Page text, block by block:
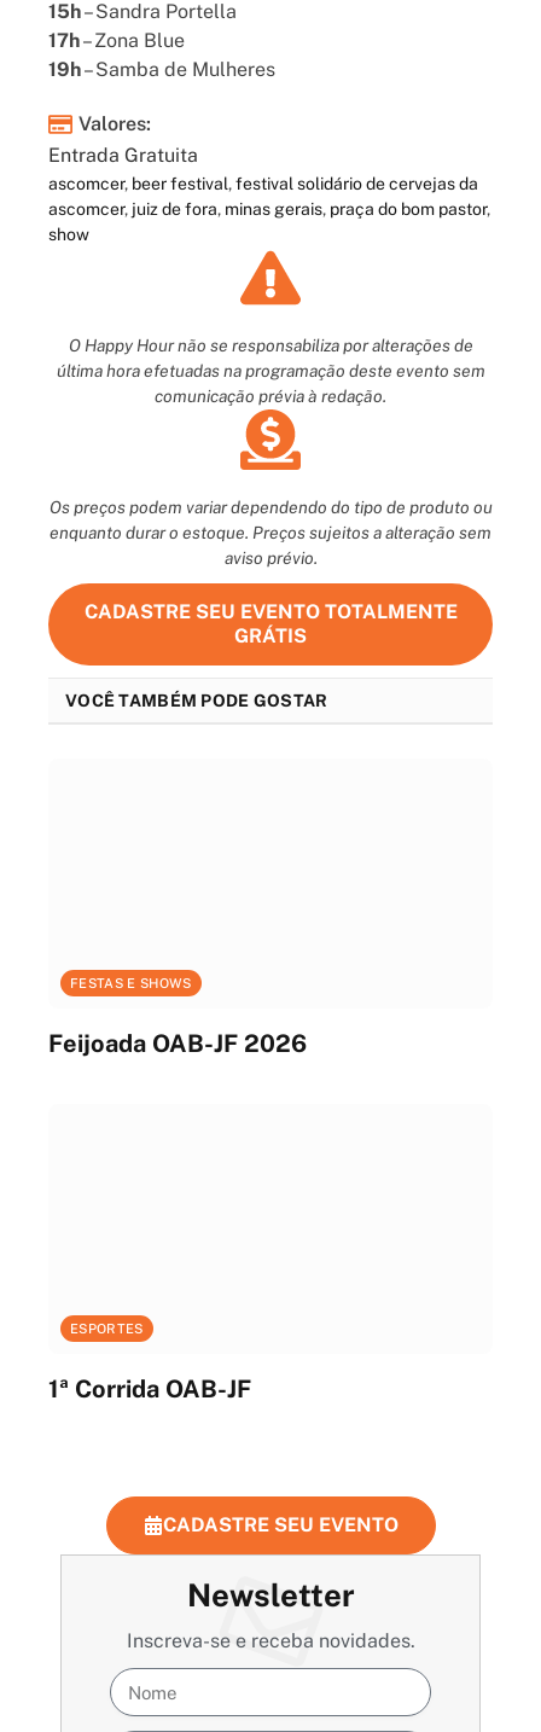
15h– Sandra Portella
17h– Zona Blue
19h– Samba de Mulheres
Valores:
Entrada Gratuita
ascomcer, beer festival,festival solidário de cervejas da
ascomcer, juiz de fora, minas gerais, praça do bom pastor,
show
O Happy Hour não se responsabiliza por alterações de
última hora efetuadas na programação deste evento sem
comunicação prévia à redação.
Os preços podem variar dependendo do tipo de produto ou
enquanto durar o estoque. Preços sujeitos a alteração sem
aviso prévio.
CADASTRE SEU EVENTO TOTALMENTE
GRÁTIS
VOCÊ TAMBÉM PODE GOSTAR
FESTAS E SHOWS
Feijoada OAB-JF 2026
ESPORTES
1ª Corrida OAB-JF
CADASTRE SEU EVENTO
Newsletter
Inscreva-se e receba novidades.